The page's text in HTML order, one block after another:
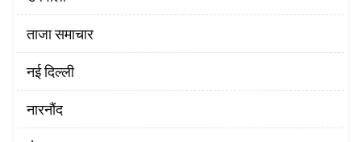
ताजा समाचार
नई दिल्ली
नारनौंद